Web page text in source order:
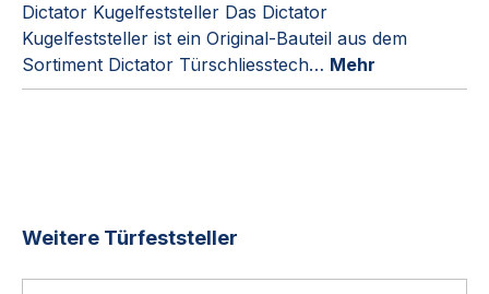
Dictator Kugelfeststeller Das Dictator
Kugelfeststeller ist ein Original-Bauteil aus dem
Sortiment Dictator Türschliesstech… Mehr
Produktgalerie überspringen
Weitere Türfeststeller